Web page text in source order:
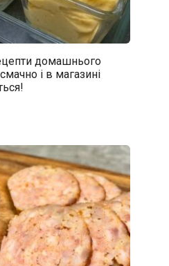
домашнього
і в магазині